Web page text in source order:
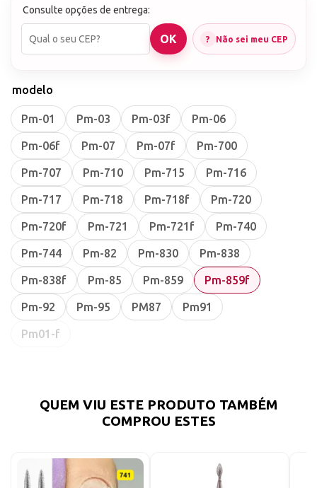
elétrica. Investimento que vale a pena.
Consulte opções de entrega:
Não sei meu CEP
modelo
Pm-01 Pm-03 Pm-03f Pm-06
Pm-06f Pm-07 Pm-07f Pm-700
Pm-707 Pm-710 Pm-715 Pm-716
Pm-717 Pm-718 Pm-718f Pm-720
Pm-720f Pm-721 Pm-721f Pm-740
Pm-744 Pm-82 Pm-830 Pm-838
Pm-838f Pm-85 Pm-859 Pm-859f
Pm-92 Pm-95 PM87 Pm91
Pm01-f
QUEM VIU ESTE PRODUTO TAMBÉM
COMPROU ESTES